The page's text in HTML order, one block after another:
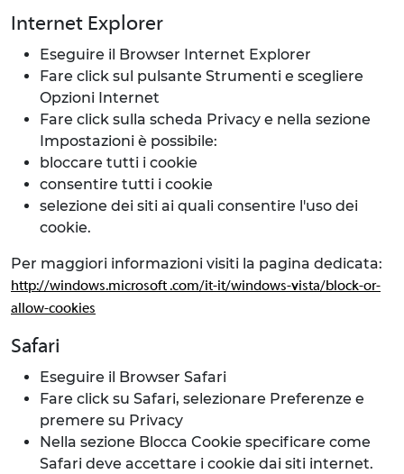
Internet Explorer
Eseguire il Browser Internet Explorer
Fare click sul pulsante Strumenti e scegliere
Opzioni Internet
Fare click sulla scheda Privacy e nella sezione
Impostazioni è possibile:
bloccare tutti i cookie
consentire tutti i cookie
selezione dei siti ai quali consentire l'uso dei
cookie.
Per maggiori informazioni visiti la pagina dedicata:
http://windows.microsoft .com/it-it/windows-vista/block-or-
allow-cookies
Safari
Eseguire il Browser Safari
Fare click su Safari, selezionare Preferenze e
premere su Privacy
Nella sezione Blocca Cookie specificare come
Safari deve accettare i cookie dai siti internet.